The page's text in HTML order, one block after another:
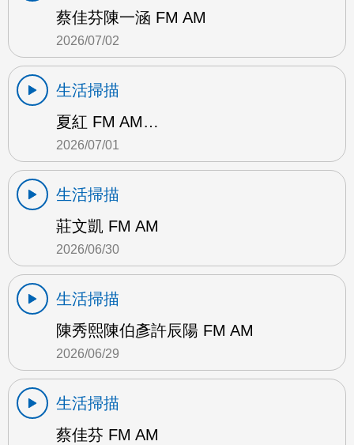
蔡佳芬陳一涵 FM AM
2026/07/02
生活掃描
夏紅 FM AM…
2026/07/01
生活掃描
莊文凱 FM AM
2026/06/30
生活掃描
陳秀熙陳伯彥許辰陽 FM AM
2026/06/29
生活掃描
蔡佳芬 FM AM